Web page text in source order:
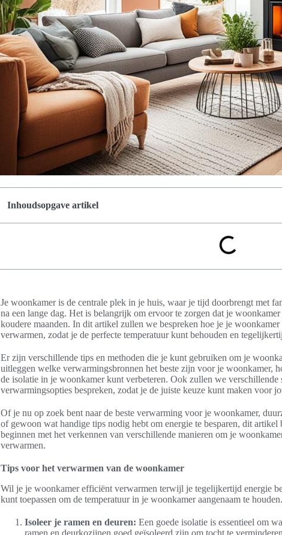
Inhoudsopgave artikel
Je woonkamer is de centrale plek in je huis, waar je tijd doorbrengt met
na een lange dag. Het is belangrijk om ervoor te zorgen dat je
koudere maanden. In dit artikel zullen we bespreken hoe je je
verwarmen, zodat je de perfecte temperatuur kunt behouden en
Er zijn verschillende tips en methoden die je kunt gebruiken om je
uitleggen welke verwarmingsbronnen het beste zijn voor je woonkamer,
de isolatie in je woonkamer kunt verbeteren. Ook zullen we verschillende
verwarmingsopties bespreken, zodat je de juiste keuze kunt maken voor
Of je nu op zoek bent naar de beste verwarming voor je woonkamer,
of gewoon wat handige tips nodig hebt om energie te besparen, dit
beginnen met het verkennen van verschillende manieren om je
verwarmen.
Tips voor het verwarmen van de woonkamer
Wil je je woonkamer efficiënt verwarmen terwijl je tegelijkertijd energie
kunt toepassen om de temperatuur in je woonkamer aangenaam te houden.
Isoleer je ramen en deuren: Een goede isolatie is essentieel om
ramen en deurkozijnen goed geïsoleerd zijn om tocht te